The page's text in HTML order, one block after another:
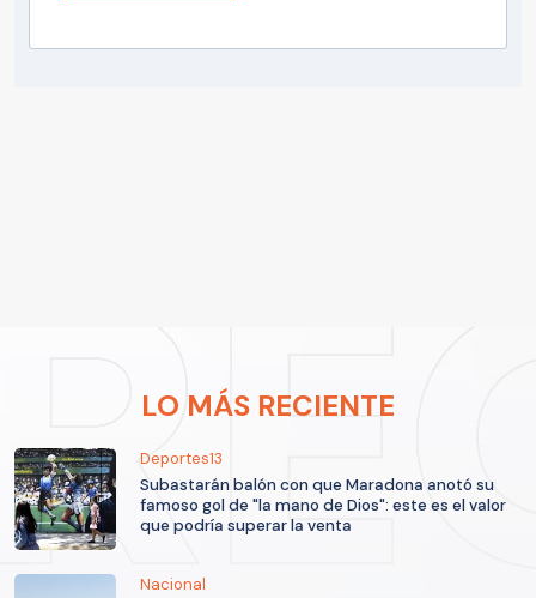
LO MÁS RECIENTE
Deportes13
Subastarán balón con que Maradona anotó su
famoso gol de "la mano de Dios": este es el valor
que podría superar la venta
Nacional